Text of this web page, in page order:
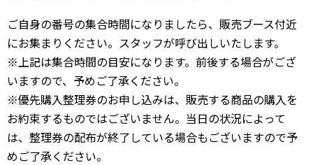
ご自身の番号の集合時間になりましたら、販売ブース付近
にお集まりください。スタッフが呼び出しいたします。
※上記は集合時間の目安になります。前後する場合がござ
いますので、予めご了承ください。
※優先購入整理券のお申し込みは、販売する商品の購入を
お約束するものではございません。当日の状況によって
は、整理券の配布が終了している場合もございますので予
めご了承ください。